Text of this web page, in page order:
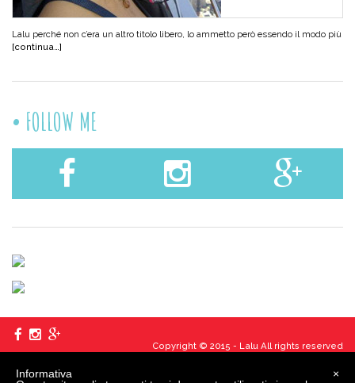
Lalu perché non c’era un altro titolo libero, lo ammetto però essendo il modo più
[continua…]
FOLLOW ME
Copyright © 2015 - Lalu All rights reserved
edita
×
Informativa